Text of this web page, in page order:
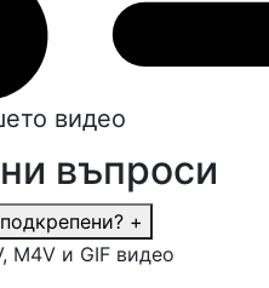
видео
въпроси
+
M4V и GIF видео